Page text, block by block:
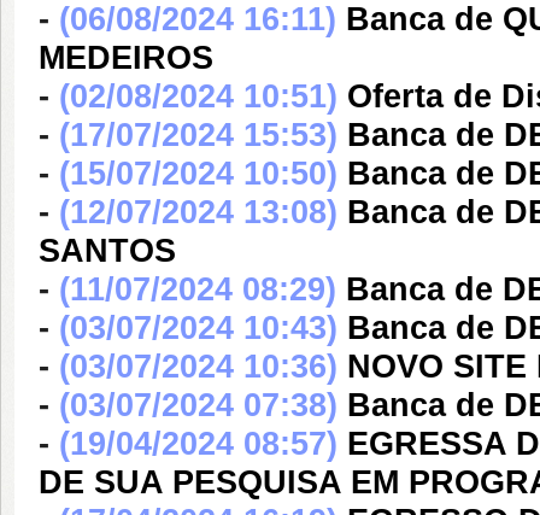
- (06/08/2024 16:11) Banca de
MEDEIROS
- (02/08/2024 10:51) Oferta de
- (17/07/2024 15:53) Banca de
- (15/07/2024 10:50) Banca de
- (12/07/2024 13:08) Banca de
SANTOS
- (11/07/2024 08:29) Banca de
- (03/07/2024 10:43) Banca de
- (03/07/2024 10:36) NOVO SITE
- (03/07/2024 07:38) Banca de
- (19/04/2024 08:57) EGRESSA
DE SUA PESQUISA EM